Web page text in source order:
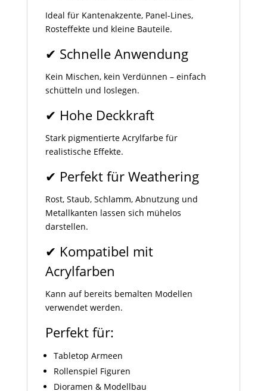
Ideal für Kantenakzente, Panel-Lines,
Rosteffekte und kleine Bauteile.
✔ Schnelle Anwendung
Kein Mischen, kein Verdünnen – einfach
schütteln und loslegen.
✔ Hohe Deckkraft
Stark pigmentierte Acrylfarbe für
realistische Effekte.
✔ Perfekt für Weathering
Rost, Staub, Schlamm, Abnutzung und
Metallkanten lassen sich mühelos
darstellen.
✔ Kompatibel mit
Acrylfarben
Kann auf bereits bemalten Modellen
verwendet werden.
Perfekt für:
Tabletop Armeen
Rollenspiel Figuren
Dioramen & Modellbau